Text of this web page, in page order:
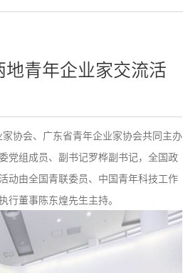
青年企业家交流活
协会、广东省青年企业家协会共同主办
党组成员、副书记罗桦副书记，全国政
动由全国青联委员、中国青年科技工作
董事陈东煌先生主持。